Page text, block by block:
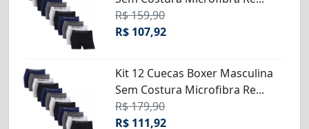
R$ 159,90
R$ 107,92
Kit 12 Cuecas Boxer Masculina
Sem Costura Microfibra Re...
R$ 179,90
R$ 111,92